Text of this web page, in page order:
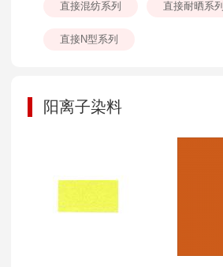
直接混纺系列 直接耐晒系列
直接N型系列
阳离子染料